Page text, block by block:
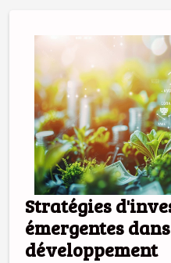
Stratégies
émergentes
développement